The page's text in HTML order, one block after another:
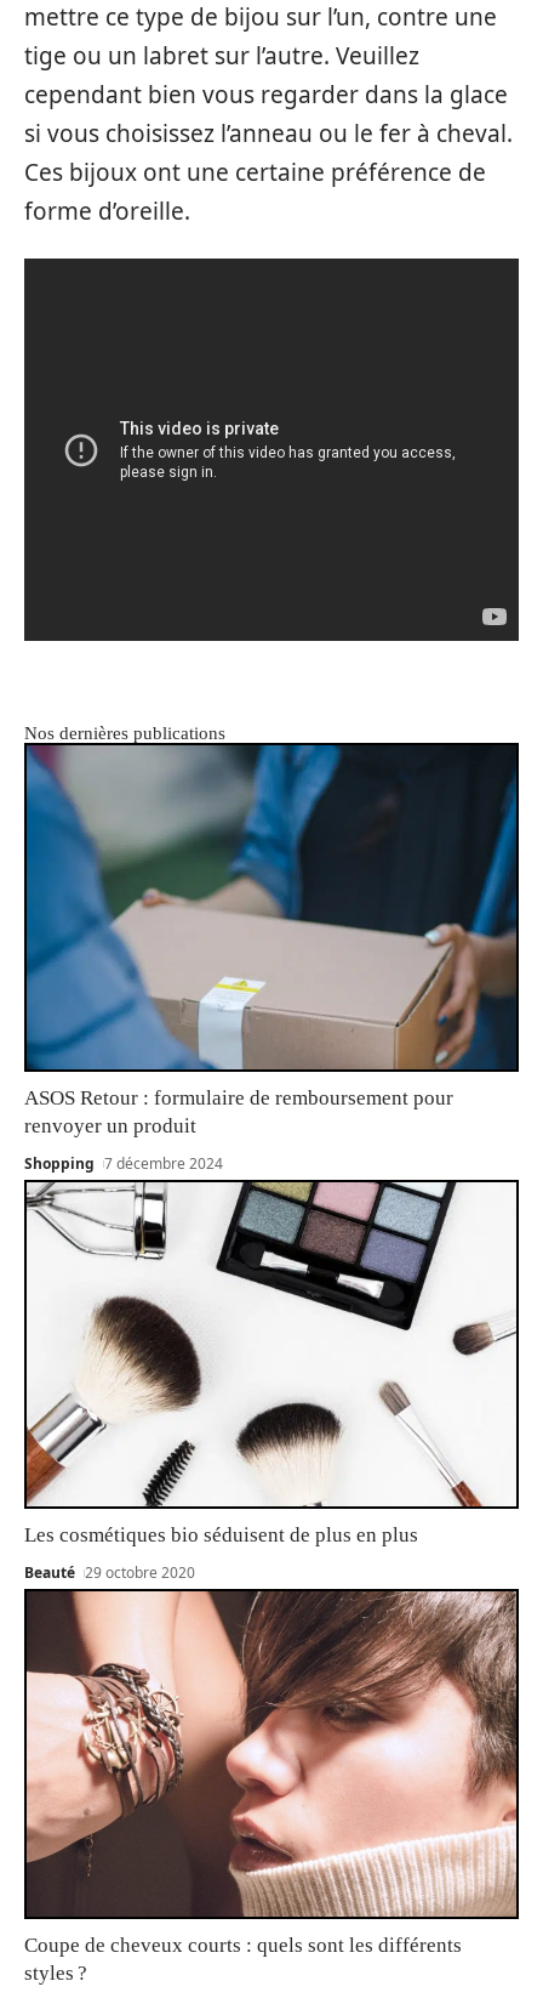
mettre ce type de bijou sur l’un, contre une
tige ou un labret sur l’autre. Veuillez
cependant bien vous regarder dans la glace
si vous choisissez l’anneau ou le fer à cheval.
Ces bijoux ont une certaine préférence de
forme d’oreille.
Nos dernières publications
ASOS Retour : formulaire de remboursement pour
renvoyer un produit
Shopping 7 décembre 2024
Les cosmétiques bio séduisent de plus en plus
Beauté 29 octobre 2020
Coupe de cheveux courts : quels sont les différents
styles ?